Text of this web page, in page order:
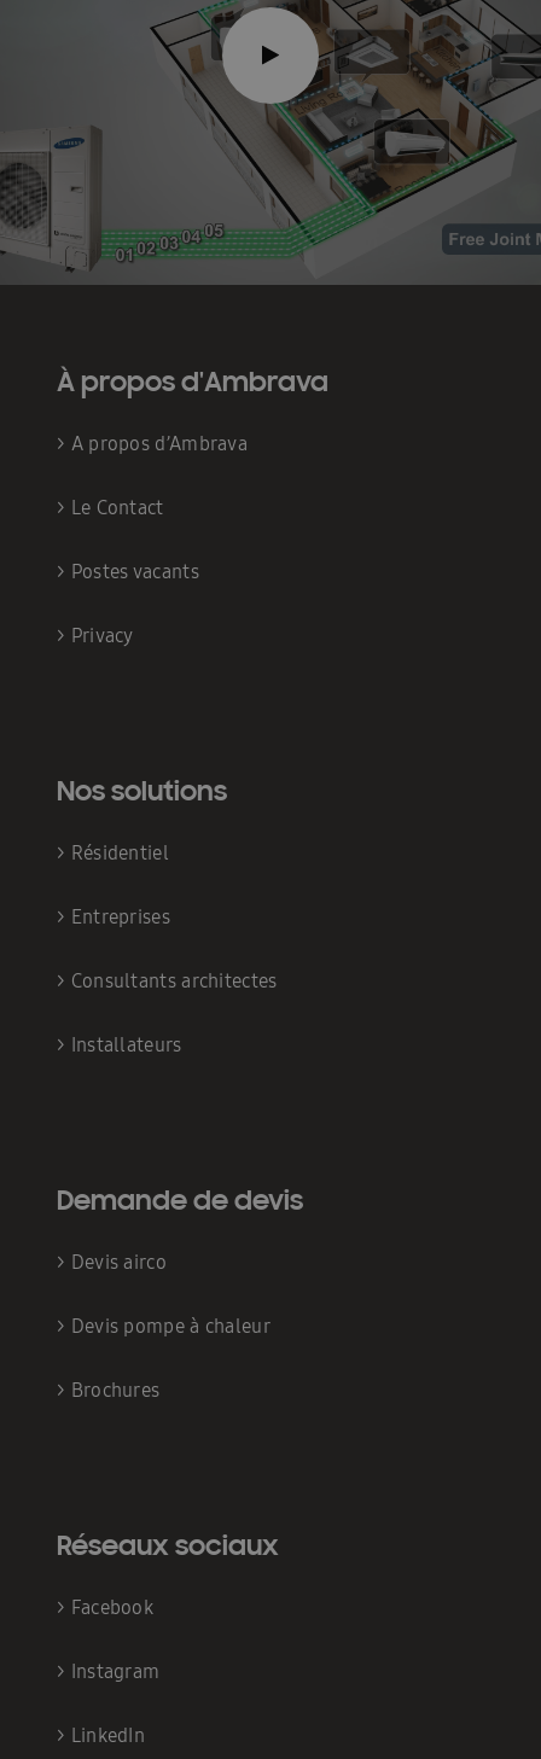
À propos d'Ambrava
> A propos d’Ambrava
> Le Contact
> Postes vacants
> Privacy
Nos solutions
> Résidentiel
> Entreprises
> Consultants architectes
> Installateurs
Demande de devis
> Devis airco
> Devis pompe à chaleur
> Brochures
Réseaux sociaux
> Facebook
> Instagram
> LinkedIn